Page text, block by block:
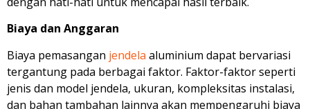
Biaya dan Anggaran
Biaya pemasangan jendela aluminium dapat bervariasi
tergantung pada berbagai faktor. Faktor-faktor seperti
jenis dan model jendela, ukuran, kompleksitas instalasi,
dan bahan tambahan lainnya akan mempengaruhi biaya